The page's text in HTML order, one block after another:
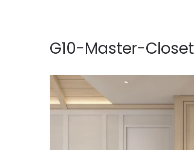
G10-Master-Closet